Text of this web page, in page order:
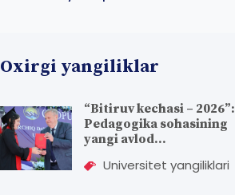
Oxirgi yangiliklar
“Bitiruv kechasi – 2026”:
Pedagogika sohasining
yangi avlod...
Universitet yangiliklari